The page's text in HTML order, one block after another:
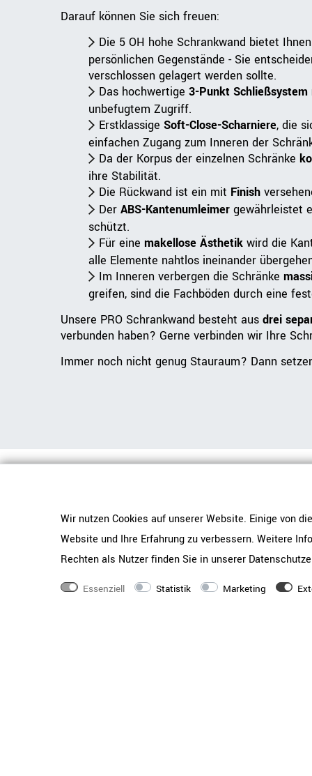
Darauf können Sie sich freuen:
Die 5 OH hohe Schrankwand bietet
persönlichen Gegenstände - Sie
verschlossen gelagert werden sollte.
Das hochwertige3-Punkt
unbefugtem Zugriff.
ErstklassigeSoft-Close-Scharniere, die
einfachen Zugang zum Inneren der
Da der Korpus der einzelnen Schränke
ihre Stabilität.
Die Rückwand ist ein mit Finish
DerABS-Kantenumleimer gewährleistet
schützt.
Für einemakellose Ästhetik wird die
alle Elemente nahtlos ineinander
Im Inneren verbergen die Schränke
greifen, sind die Fachböden durch eine
Unsere PRO Schrankwand besteht aus drei
verbunden haben? Gerne verbinden wir Ihre
Immer noch nicht genug Stauraum? Dann
Hersteller Maro Office Furniture
Wir nutzen Cookies auf unserer Website. Einige von
Website und Ihre Erfahrung zu verbessern. Weitere
Rechten als Nutzer finden Sie in unserer
Essenziell Statistik Marketing